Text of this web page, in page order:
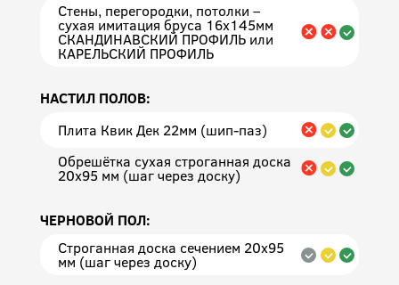
Стены, перегородки, потолки –
сухая имитация бруса 16х145мм
СКАНДИНАВСКИЙ ПРОФИЛЬ или
КАРЕЛЬСКИЙ ПРОФИЛЬ
НАСТИЛ ПОЛОВ:
Плита Квик Дек 22мм (шип-паз)
Обрешётка сухая строганная доска
20х95 мм (шаг через доску)
ЧЕРНОВОЙ ПОЛ:
Строганная доска сечением 20x95
мм (шаг через доску)